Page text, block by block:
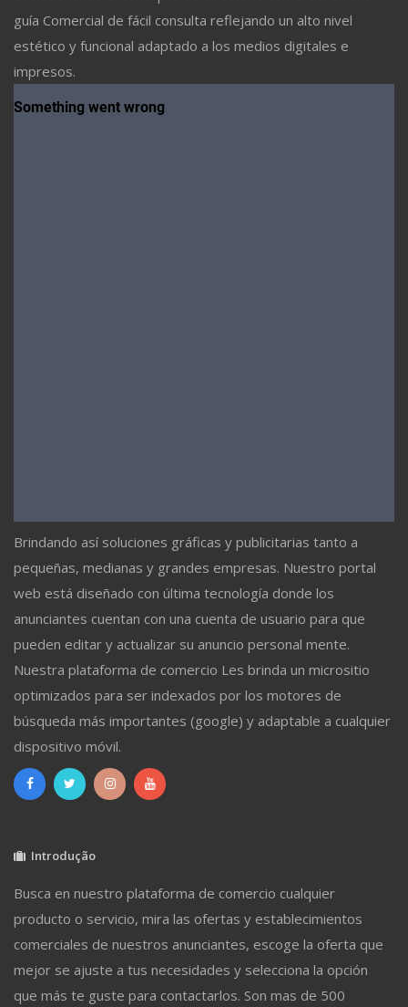
guía Comercial de fácil consulta reflejando un alto nivel
estético y funcional adaptado a los medios digitales e
impresos.
Brindando así soluciones gráficas y publicitarias tanto a
pequeñas, medianas y grandes empresas. Nuestro portal
web está diseñado con última tecnología donde los
anunciantes cuentan con una cuenta de usuario para que
pueden editar y actualizar su anuncio personal mente.
Nuestra plataforma de comercio Les brinda un micrositio
optimizados para ser indexados por los motores de
búsqueda más importantes (google) y adaptable a cualquier
dispositivo móvil.
Introdução
Busca en nuestro plataforma de comercio cualquier
producto o servicio, mira las ofertas y establecimientos
comerciales de nuestros anunciantes, escoge la oferta que
mejor se ajuste a tus necesidades y selecciona la opción
que más te guste para contactarlos. Son mas de 500